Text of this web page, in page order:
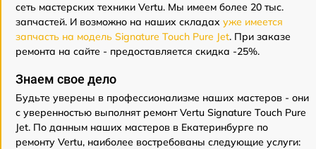
сеть мастерских техники Vertu. Мы имеем более 20 тыс.
запчастей. И возможно на наших складах уже имеется
запчасть на модель Signature Touch Pure Jet. При заказе
ремонта на сайте - предоставляется скидка -25%.
Знаем свое дело
Будьте уверены в профессионализме наших мастеров - они
с уверенностью выполнят ремонт Vertu Signature Touch Pure
Jet. По данным наших мастеров в Екатеринбурге по
ремонту Vertu, наиболее востребованы следующие услуги: